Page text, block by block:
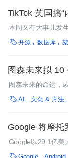
TikTok 英国搞“
据库被判刑；
本周又有大事儿发
开源 数据库
图森未来拟 10
大涨超 20%
图森未来的命运，
AI 文化 & 方法
Google 将摩托
Google以29.1亿美
前者将保留其投资
Google Android